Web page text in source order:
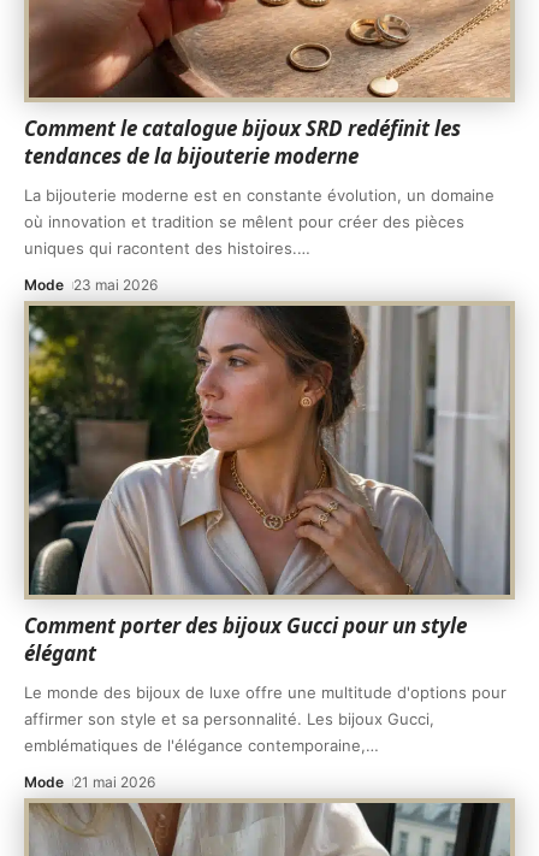
Comment le catalogue bijoux SRD redéfinit les
tendances de la bijouterie moderne
La bijouterie moderne est en constante évolution, un domaine
où innovation et tradition se mêlent pour créer des pièces
uniques qui racontent des histoires.…
Mode 23 mai 2026
Comment porter des bijoux Gucci pour un style
élégant
Le monde des bijoux de luxe offre une multitude d'options pour
affirmer son style et sa personnalité. Les bijoux Gucci,
emblématiques de l'élégance contemporaine,…
Mode 21 mai 2026